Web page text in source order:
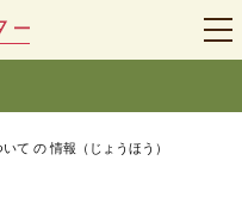
t
l
て の 情報（じょうほう）